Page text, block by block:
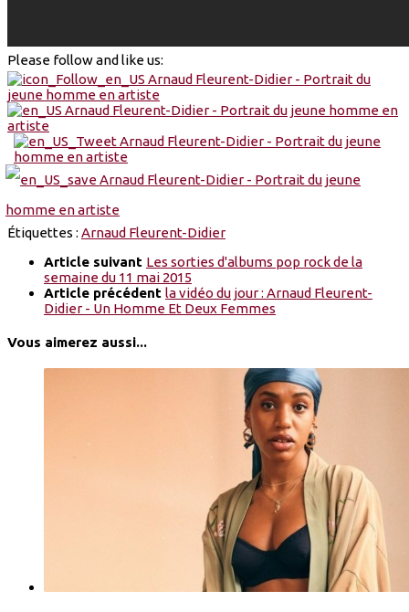
Please follow and like us:
Étiquettes : Arnaud Fleurent-Didier
Article suivant Les sorties d'albums pop rock de la
semaine du 11 mai 2015
Article précédent la vidéo du jour : Arnaud Fleurent-
Didier - Un Homme Et Deux Femmes
Vous aimerez aussi...